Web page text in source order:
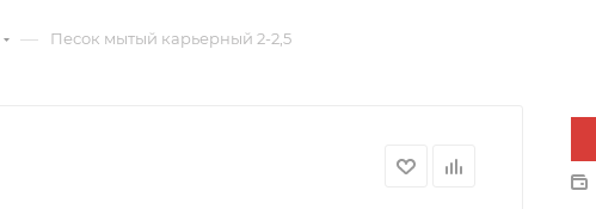
— Песок мытый карьерный 2-2,5